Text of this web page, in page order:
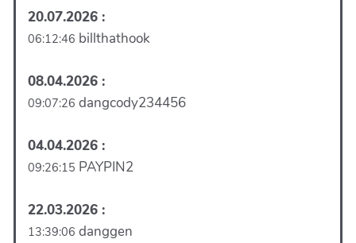
20.07.2026 :
06:12:46 billthathook
08.04.2026 :
09:07:26 dangcody234456
04.04.2026 :
09:26:15 PAYPIN2
22.03.2026 :
13:39:06 danggen